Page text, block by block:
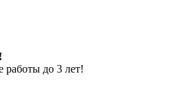
до 3 лет!